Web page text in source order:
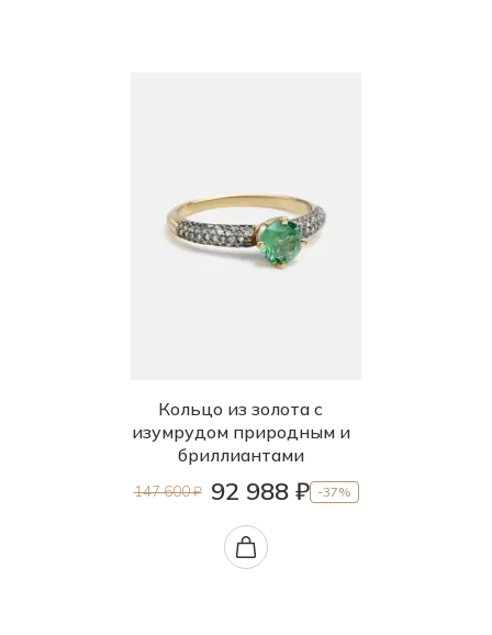
Кольцо из золота с
изумрудом природным и
бриллиантами
147 600 ₽ 92 988 ₽ -37%